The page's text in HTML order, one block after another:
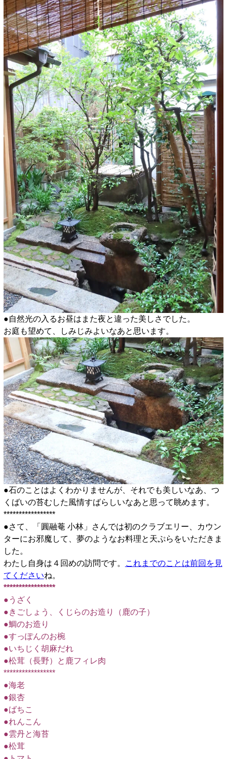
●自然光の入るお昼はまた夜と違った美しさでした。
お庭も望めて、しみじみよいなあと思います。
●石のことはよくわかりませんが、それでも美しいなあ、つ
くばいの苔むした風情すばらしいなあと思って眺めます。
*****************
●さて、「圓融菴 小林」さんでは初のクラブエリー、カウン
ターにお邪魔して、夢のようなお料理と天ぷらをいただきま
した。
わたし自身は４回めの訪問です。
これまでのことは前回を見
てくださいね。
*****************
●うざく
●きごしょう、くじらのお造り（鹿の子）
●鯛のお造り
●すっぽんのお椀
●いちじく胡麻だれ
●松茸（長野）と鹿フィレ肉
*****************
●海老
●銀杏
●ばちこ
●れんこん
●雲丹と海苔
●松茸